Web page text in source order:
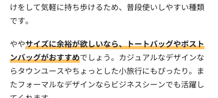
けをして気軽に持ち歩けるため、普段使いしやすい種類
です。
ややサイズに余裕が欲しいなら、トートバッグやボスト
ンバッグがおすすめでしょう。カジュアルなデザインな
らタウンユースやちょっとした小旅行にもぴったり。ま
たフォーマルなデザインならビジネスシーンでも活躍し